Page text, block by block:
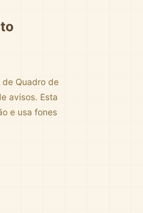
Quadro de
avisos. Esta
e usa fones